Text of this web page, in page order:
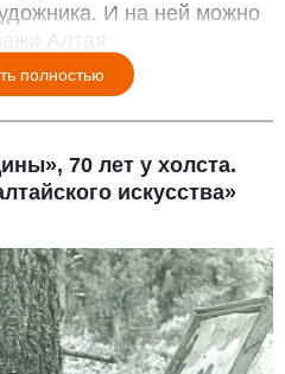
И на ней можно
Алтая.
полностью
70 лет у холста.
искусства»